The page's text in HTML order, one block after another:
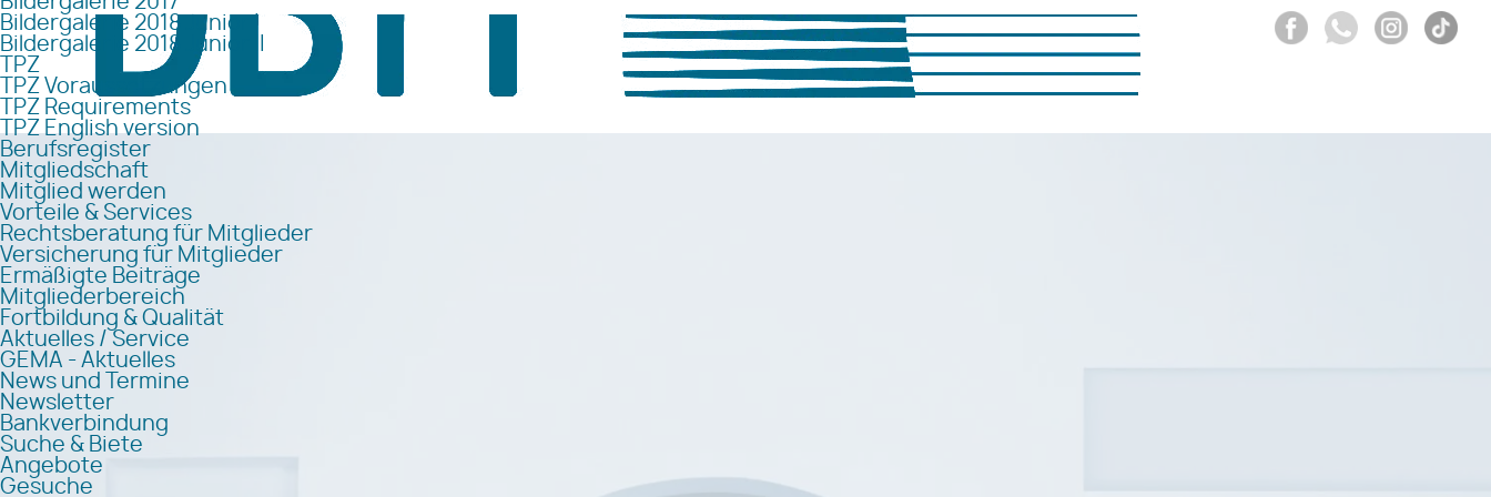
Bildergalerie 2018 Junior I
Bildergalerie 2018 Junior II
TPZ
TPZ Voraussetzungen
TPZ Requirements
TPZ English version
Berufsregister
Mitgliedschaft
Mitglied werden
Vorteile & Services
Rechtsberatung für Mitglieder
Versicherung für Mitglieder
Ermäßigte Beiträge
Mitgliederbereich
Fortbildung & Qualität
Aktuelles / Service
GEMA - Aktuelles
News und Termine
Newsletter
Bankverbindung
Suche & Biete
Angebote
Gesuche